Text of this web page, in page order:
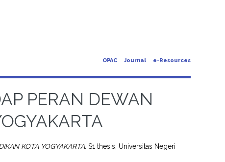
OPAC Journal e-Resources
PERAN DEWAN
KOTA YOGYAKARTA. S1 thesis, Universitas Negeri